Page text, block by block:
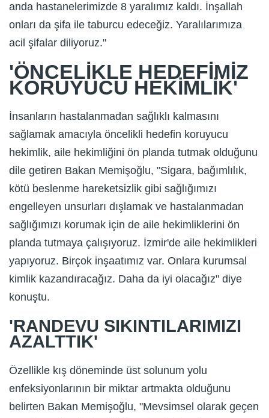
anda hastanelerimizde 8 yaralımız kaldı. İnşallah
onları da şifa ile taburcu edeceğiz. Yaralılarımıza
acil şifalar diliyoruz."
'ÖNCELİKLE HEDEFİMİZ
KORUYUCU HEKİMLİK'
İnsanların hastalanmadan sağlıklı kalmasını
sağlamak amacıyla öncelikli hedefin koruyucu
hekimlik, aile hekimliğini ön planda tutmak olduğunu
dile getiren Bakan Memişoğlu, "Sigara, bağımlılık,
kötü beslenme hareketsizlik gibi sağlığımızı
engelleyen unsurları dışlamak ve hastalanmadan
sağlığımızı korumak için de aile hekimliklerini ön
planda tutmaya çalışıyoruz. İzmir'de aile hekimlikleri
yapıyoruz. Birçok inşaatımız var. Onlara kurumsal
kimlik kazandıracağız. Daha da iyi olacağız" diye
konuştu.
'RANDEVU SIKINTILARIMIZI
AZALTTIK'
Özellikle kış döneminde üst solunum yolu
enfeksiyonlarının bir miktar artmakta olduğunu
belirten Bakan Memişoğlu, "Mevsimsel olarak geçen